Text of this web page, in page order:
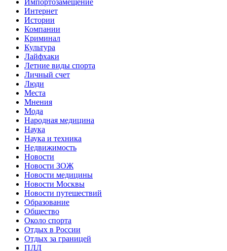
Интернет
Истории
Компании
Криминал
Культура
Лайфхаки
Летние виды спорта
Личный счет
Люди
Места
Мнения
Мода
Народная медицина
Наука
Наука и техника
Недвижимость
Новости
Новости ЗОЖ
Новости медицины
Новости Москвы
Новости путешествий
Образование
Общество
Около спорта
Отдых в России
Отдых за границей
ПДД